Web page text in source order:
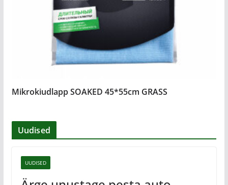
Mikrokiudlapp SOAKED 45*55cm GRASS
Uudised
UUDISED